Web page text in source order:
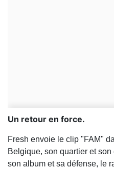
Un retour en force.
Fresh envoie le clip "FAM"
Belgique, son quartier et
son album et sa défense, le